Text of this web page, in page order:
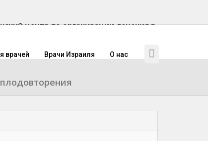
центр по организации лечения в
врачей Врачи Израиля О нас